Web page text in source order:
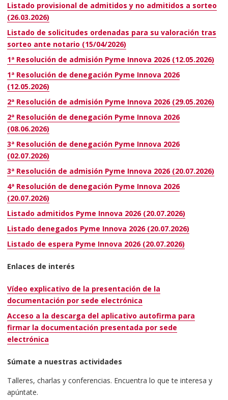
Listado provisional de admitidos y no admitidos a sorteo
(26.03.2026)
Listado de solicitudes ordenadas para su valoración tras
sorteo ante notario (15/04/2026)
1ª Resolución de admisión Pyme Innova 2026 (12.05.2026)
1ª Resolución de denegación Pyme Innova 2026
(12.05.2026)
2ª Resolución de admisión Pyme Innova 2026 (29.05.2026)
2ª Resolución de denegación Pyme Innova 2026
(08.06.2026)
3ª Resolución de denegación Pyme Innova 2026
(02.07.2026)
3ª Resolución de admisión Pyme Innova 2026 (20.07.2026)
4ª Resolución de denegación Pyme Innova 2026
(20.07.2026)
Listado admitidos Pyme Innova 2026 (20.07.2026)
Listado denegados Pyme Innova 2026 (20.07.2026)
Listado de espera Pyme Innova 2026 (20.07.2026)
Enlaces de interés
Vídeo explicativo de la presentación de la
documentación por sede electrónica
Acceso a la descarga del aplicativo autofirma para
firmar la documentación presentada por sede
electrónica
Súmate a nuestras actividades
Talleres, charlas y conferencias. Encuentra lo que te interesa y
apúntate.